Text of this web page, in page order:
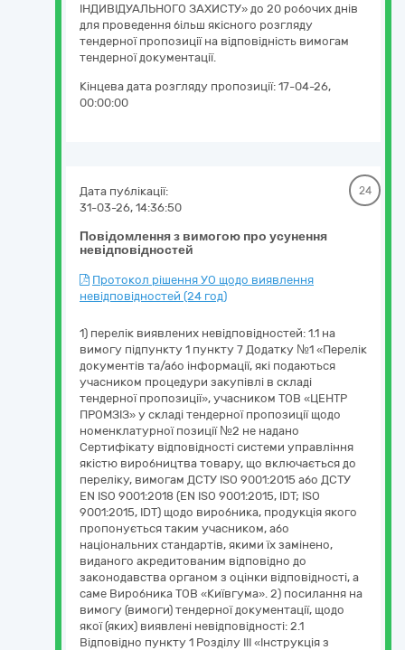
ІНДИВІДУАЛЬНОГО ЗАХИСТУ» до 20 робочих днів
для проведення більш якісного розгляду
тендерної пропозиції на відповідність вимогам
тендерної документації.
Кінцева дата розгляду пропозиції: 17-04-26,
00:00:00
Повідомлення з вимогою про усунення
невідповідностей
Дата публікації:
31-03-26, 14:36:50
24
Протокол рішення УО щодо виявлення
невідповідностей (24 год)
1) перелік виявлених невідповідностей: 1.1 на
вимогу підпункту 1 пункту 7 Додатку №1 «Перелік
документів та/або інформації, які подаються
учасником процедури закупівлі в складі
тендерної пропозиції», учасником ТОВ «ЦЕНТР
ПРОМЗІЗ» у складі тендерної пропозиції щодо
номенклатурної позиції №2 не надано
Сертифікату відповідності системи управління
якістю виробництва товару, що включається до
переліку, вимогам ДСТУ ISO 9001:2015 або ДСТУ
EN ISO 9001:2018 (EN ISO 9001:2015, IDT; ISO
9001:2015, IDT) щодо виробника, продукція якого
пропонується таким учасником, або
національних стандартів, якими їх замінено,
виданого акредитованим відповідно до
законодавства органом з оцінки відповідності, а
саме Виробника ТОВ «Київгума». 2) посилання на
вимогу (вимоги) тендерної документації, щодо
якої (яких) виявлені невідповідності: 2.1
Відповідно пункту 1 Розділу ІІІ «Інструкція з